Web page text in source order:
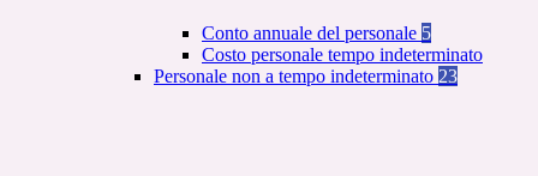
Conto annuale del personale 5
Costo personale tempo indeterminato
Personale non a tempo indeterminato 23